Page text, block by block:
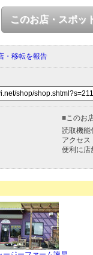
このお店・スポッ
・移転を報告
■このお
読取機能
アクセス
便利に店